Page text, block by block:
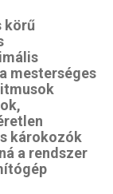
körű
mesterséges
károkozók
a rendszer